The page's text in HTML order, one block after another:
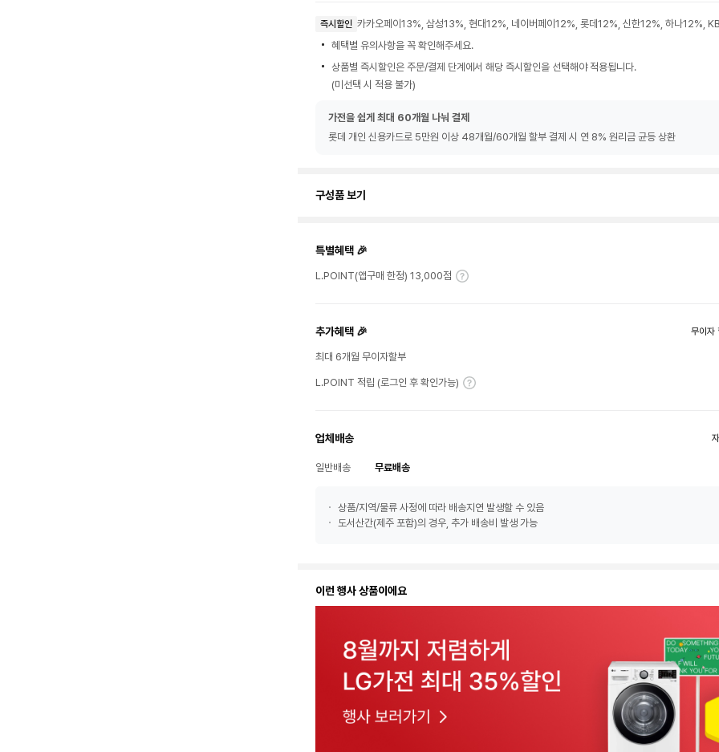
즉시할인 카카오페이13%, 삼성13%, 현대12%, 네이버페이12%, 롯데12%, 신한12%, 하나12%,
혜택별 유의사항을 꼭 확인해주세요.
상품별 즉시할인은 주문/결제 단계에서 해당 즉시할인을 선택해야 적용됩니다.
(미선택 시 적용 불가)
가전을 쉽게 최대 60개월 나눠 결제
롯데 개인 신용카드로 5만원 이상 48개월/60개월 할부 결제 시 연 8% 원리금 균등 상환
구성품 보기
특별혜택 🎉
L.POINT(앱구매 한정) 13,000점
추가혜택 🎉 무이자
최대 6개월 무이자할부
L.POINT 적립 (로그인 후 확인가능)
업체배송
일반배송 무료배송
상품/지역/물류 사정에 따라 배송지연 발생할 수 있음
도서산간(제주 포함)의 경우, 추가 배송비 발생 가능
이런 행사 상품이에요